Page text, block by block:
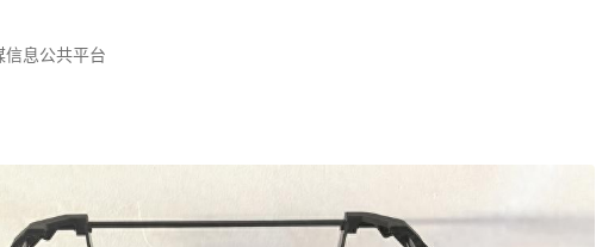
信息公共平台